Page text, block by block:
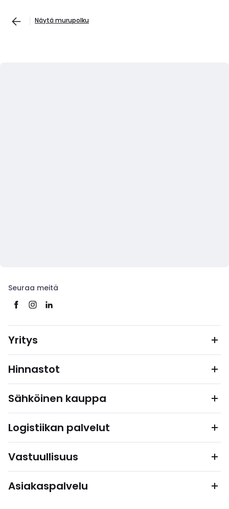
Näytä murupolku
Seuraa meitä
Yritys
Hinnastot
Sähköinen kauppa
Logistiikan palvelut
Vastuullisuus
Asiakaspalvelu